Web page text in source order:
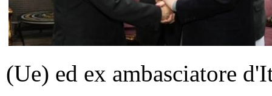
(Ue) ed ex ambasciatore